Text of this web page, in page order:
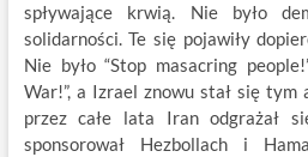
spływające krwią. Nie było
solidarności. Te się pojawiły
Nie było “Stop masacring
War!”, a Izrael znowu stał się tym
przez całe lata Iran odgrażał
sponsorował Hezbollach i